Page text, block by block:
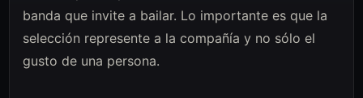
banda que invite a bailar. Lo importante es que la
selección represente a la compañía y no sólo el
gusto de una persona.